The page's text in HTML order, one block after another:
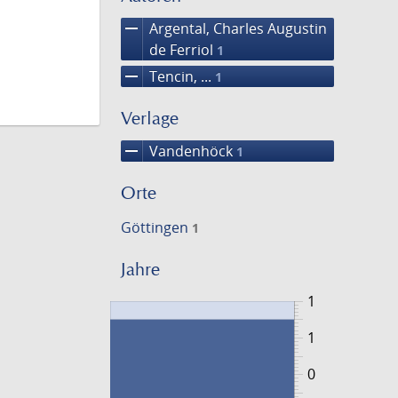
remove Argental, Charles Augustin
de Ferriol 1
remove Tencin, ... 1
Verlage
remove Vandenhöck 1
Orte
Göttingen 1
Jahre
1
0
1